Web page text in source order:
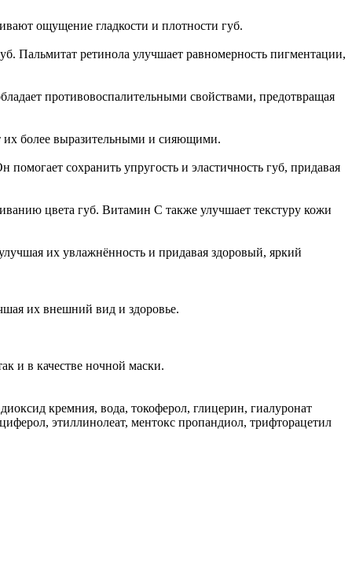
ощущение гладкости и плотности губ.
Пальмитат ретинола улучшает равномерность пигментации,
противовоспалительными свойствами, предотвращая
их более выразительными и сияющими.
сохранить упругость и эластичность губ, придавая
цвета губ. Витамин С также улучшает текстуру кожи
их увлажнённость и придавая здоровый, яркий
их внешний вид и здоровье.
и в качестве ночной маски.
кремния, вода, токоферол, глицерин, гиалуронат
этиллинолеат, ментокс пропандиол, трифторацетил